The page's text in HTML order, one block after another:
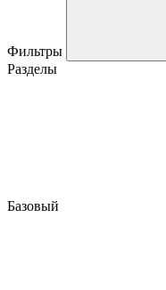
Фильтры
Разделы
Базовый